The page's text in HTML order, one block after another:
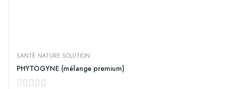
SANTÉ NATURE SOLUTION
PHYTOGYNE (mélange premium)